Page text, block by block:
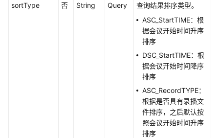
sortType 否 String Query
查询结果排序类型。
ASC_StartTIME：根
据会议开始时间升序
排序
DSC_StartTIME：根
据会议开始时间降序
排序
ASC_RecordTYPE：
根据是否具有录播文
件排序，之后默认按
照会议开始时间升序
排序